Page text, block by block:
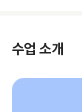
수업 소개